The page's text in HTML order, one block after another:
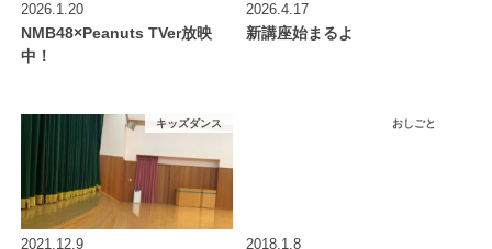
2026.1.20
NMB48×Peanuts TVer放映
中！
2026.4.17
新講座始まるよ
キッズダンス
2021.12.9
おしごと
2018.1.8